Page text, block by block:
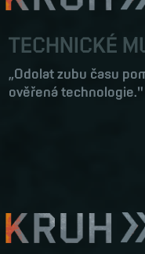
TECHNICKÉ
„Odolat zubu času
ověřená technologie."